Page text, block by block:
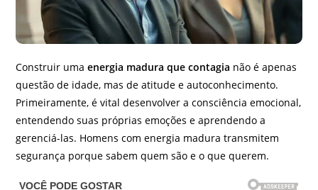
Construir umaenergia madura que contagia não é apenas
questão de idade, mas de atitude e autoconhecimento.
Primeiramente, é vital desenvolver a consciência emocional,
entendendo suas próprias emoções e aprendendo a
gerenciá-las. Homens com energia madura transmitem
segurança porque sabem quem são e o que querem.